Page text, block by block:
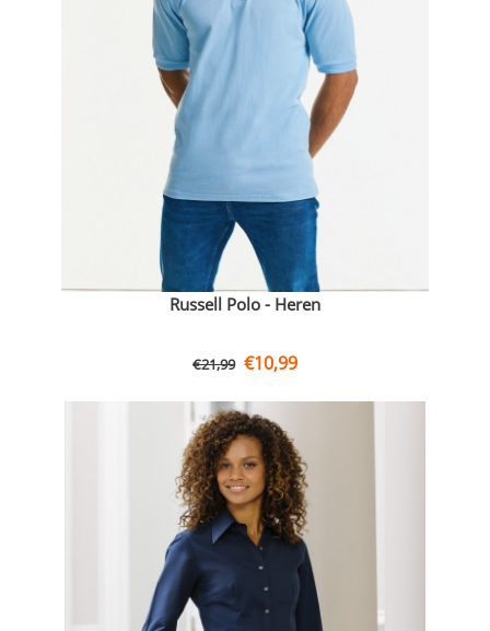
Russell Polo - Heren
€21,99 €10,99